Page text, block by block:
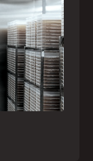
para
de
Luanda,
de
mercado